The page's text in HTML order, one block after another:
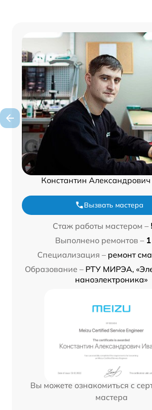
Константин
Вызвать мастера
Стаж работы мастером –
Выполнено ремонтов –
Специализация – ремонт
Образование – РТУ МИРЭА,
наноэлектроника»
Вы можете ознакомиться с
мастера